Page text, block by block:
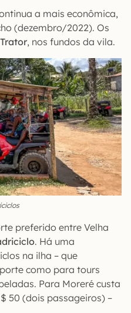
a mais econômica,
(dezembro/2022). Os
, nos fundos da vila.
preferido entre Velha
. Há uma
na ilha – que
como para tours
Para Moreré custa
50 (dois passageiros) –